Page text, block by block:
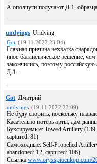
А ополчуги получают Д-1,
undyings Undying
Got (19.11.2022 23:04)
Главная причина нехватка
иное баллистическое решение,
закончились, поэтому
Д-1.
Got Дмитрий
undyings (19.11.2022 23:09)
Не буду спорить, поскольку
Касательно потерь арты, дам
Буксируемые: Towed Artillery
captured: 81)
Самоходные: Self-Propelled
abandoned: 12, captured: 106)
Ссылка www.oryxspioenkop.com/